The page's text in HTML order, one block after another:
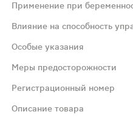
период
Применение при
Влияние на способность
Особые указания
Меры предосторожности
Регистрационный номер
Описание товара